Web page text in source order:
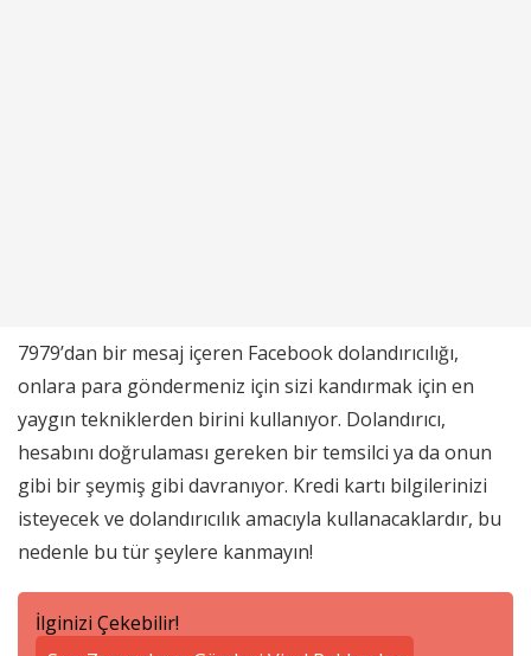
7979’dan bir mesaj içeren Facebook dolandırıcılığı,
onlara para göndermeniz için sizi kandırmak için en
yaygın tekniklerden birini kullanıyor. Dolandırıcı,
hesabını doğrulaması gereken bir temsilci ya da onun
gibi bir şeymiş gibi davranıyor. Kredi kartı bilgilerinizi
isteyecek ve dolandırıcılık amacıyla kullanacaklardır, bu
nedenle bu tür şeylere kanmayın!
İlginizi Çekebilir!